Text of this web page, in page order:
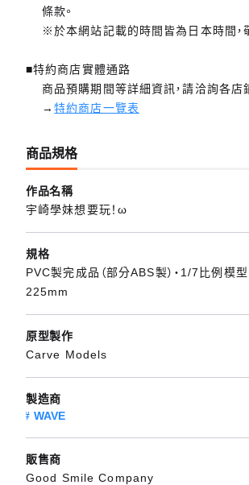
條款。
※於本網站記載的時間皆為日本時間，
■特約商店實體通路
商品預購期間等詳細資訊，請洽詢各店
→特約商店一覽表
商品規格
作品名稱
宇崎學妹想要玩！ω
規格
PVC製完成品（部分ABS製）・1/7比例模型
225mm
原型製作
Carve Models
製造商
WAVE
販售商
Good Smile Company